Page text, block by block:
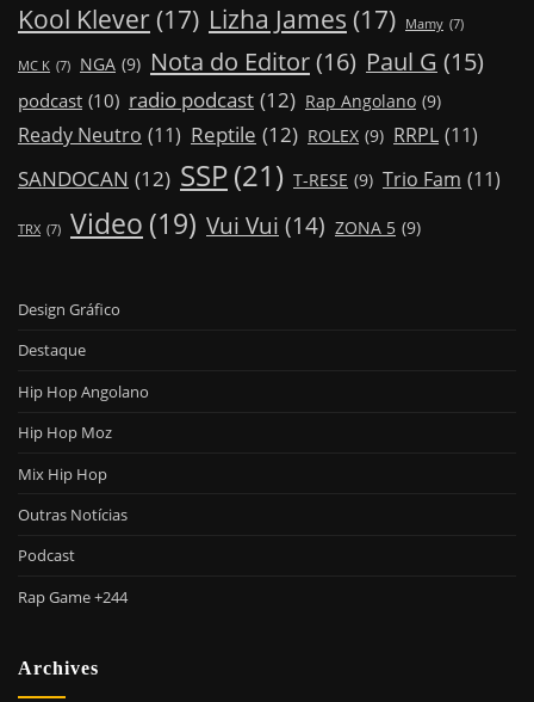
Kool Klever (17) Lizha James (17) Mamy (7)
MC K (7) NGA (9) Nota do Editor(16) Paul G (15)
podcast (10) radio podcast (12) Rap Angolano (9)
Ready Neutro (11) Reptile (12) ROLEX (9) RRPL (11)
SANDOCAN (12) SSP(21) T-RESE (9) Trio Fam (11)
TRX (7) Video (19) Vui Vui (14) ZONA 5 (9)
Design Gráfico
Destaque
Hip Hop Angolano
Hip Hop Moz
Mix Hip Hop
Outras Notícias
Podcast
Rap Game +244
Archives